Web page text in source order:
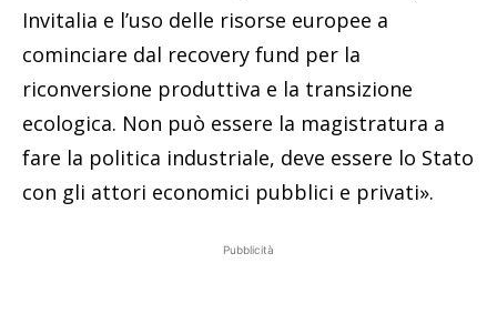
Invitalia e l’uso delle risorse europee a
cominciare dal recovery fund per la
riconversione produttiva e la transizione
ecologica. Non può essere la magistratura a
fare la politica industriale, deve essere lo Stato
con gli attori economici pubblici e privati».
Pubblicità